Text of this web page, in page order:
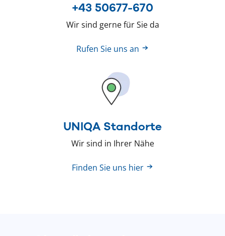
+43 50677-670
Wir sind gerne für Sie da
Rufen Sie uns an
UNIQA Standorte
Wir sind in Ihrer Nähe
Finden Sie uns hier